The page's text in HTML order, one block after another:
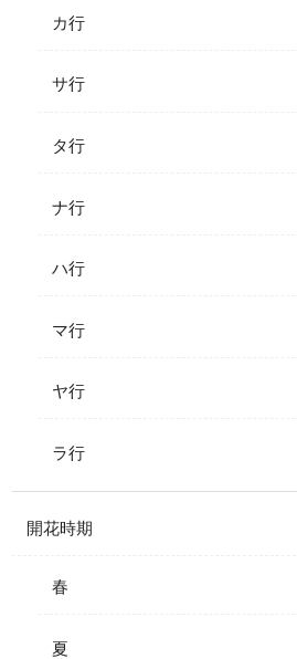
カ行
サ行
タ行
ナ行
ハ行
マ行
ヤ行
ラ行
開花時期
春
夏